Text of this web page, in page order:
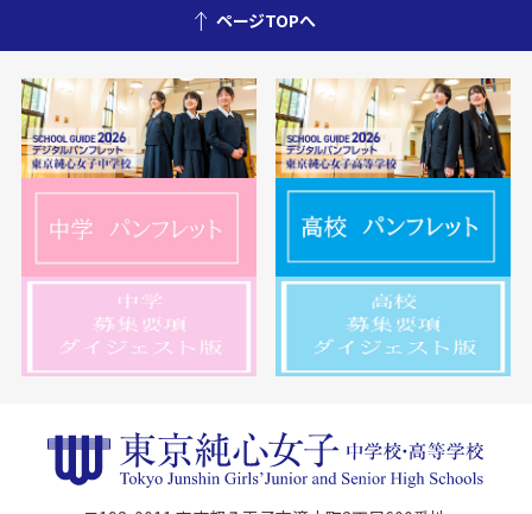
ページTOPへ